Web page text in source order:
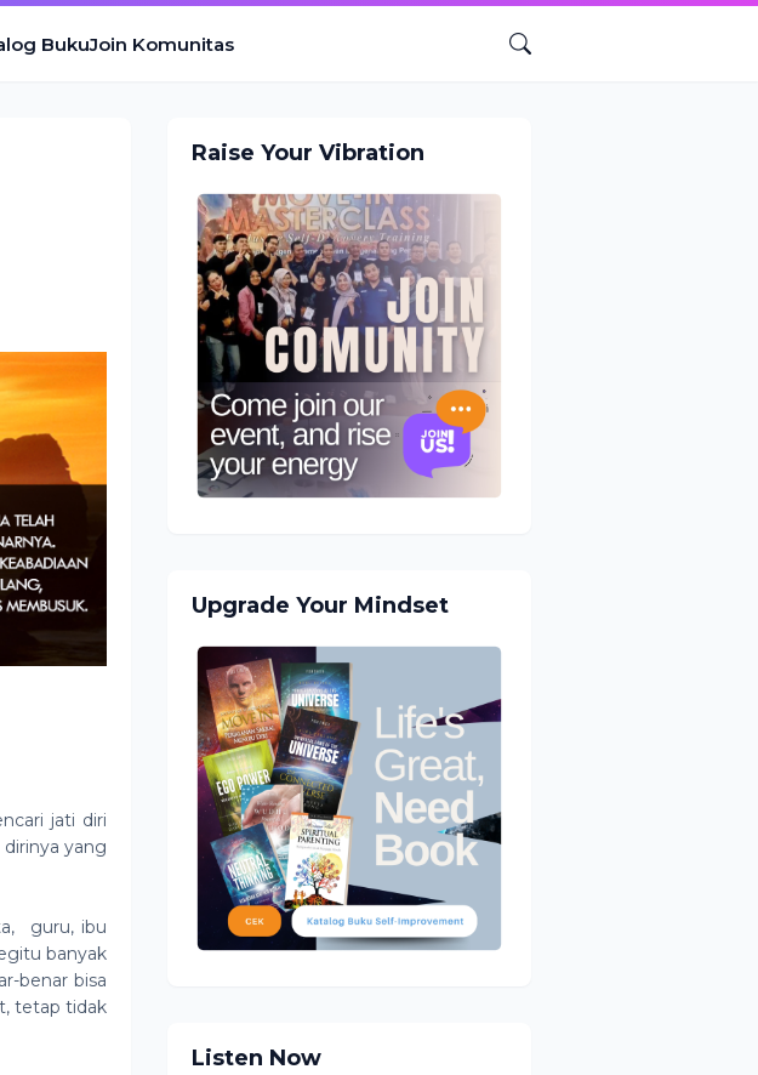
BukuJoin Komunitas
jati diri
yang
guru, ibu
banyak
benar bisa
tetap tidak
Raise Your Vibration
Upgrade Your Mindset
Listen Now